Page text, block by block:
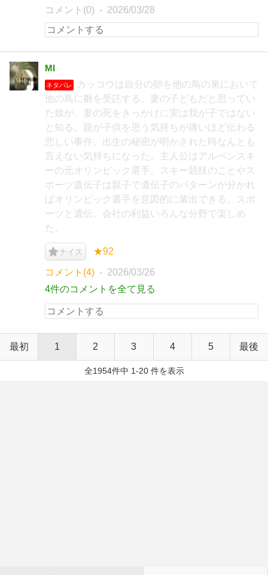
コメント(0) 2026/03/28
MI
ネタバレ
カッコウは自分の卵を他の鳥の巣において
他の鳥に雛を受託する。妻の子どもだと思ってい
た娘が、妻の死をきっかけに実は我が子ではない
と知る。親が子供を思う気持ちが痛いほど伝わる
悲しい事件。出生の秘密が明かされた時なんとも
言えない気持ちになった。主人公はアルペンスキ
ーの元オリンピック選手。スキー競技のことやス
ポーツ遺伝子は親子で遺伝子のパターンが分かれ
ばオリンピック選手を意図的に輩出できる。スポ
ーツと遺伝、会社の利益いろんな分野で楽しめ
た。
ナイス ★92
コメント(4)
2026/03/26
4件のコメントを全て見る
最初 1 2 3 4 5 最後
全1954件中 1-20 件を表示